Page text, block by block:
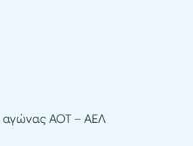
αγώνας ΑΟΤ – ΑΕΛ